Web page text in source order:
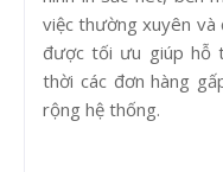
việc thường xuyên và
được tối ưu giúp hỗ
thời các đơn hàng
rộng hệ thống.